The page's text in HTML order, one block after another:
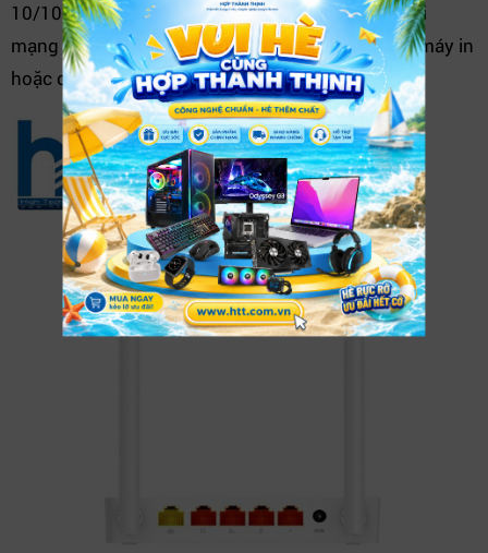
10/100Mbps và 1 cổng WAN giúp dễ dàng kết nối
mạng có dây với máy tính để bàn, đầu phát IPTV, máy in
hoặc các thiết bị khác.